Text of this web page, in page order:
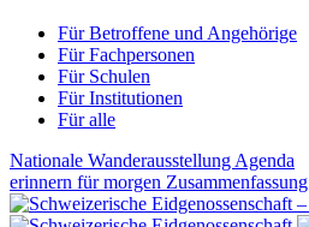
Für Betroffene und Angehörige
Für Fachpersonen
Für Schulen
Für Institutionen
Für alle
Nationale Wanderausstellung Agenda
erinnern für morgen Zusammenfassung